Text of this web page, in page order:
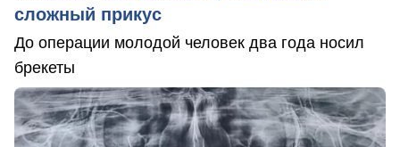
сложный прикус
До операции молодой человек два года носил
брекеты